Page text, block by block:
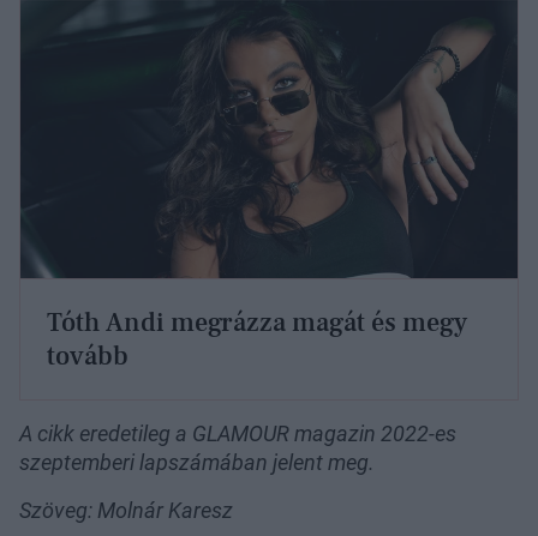
Tóth Andi megrázza magát és megy
tovább
A cikk eredetileg a GLAMOUR magazin 2022-es
szeptemberi lapszámában jelent meg.
Szöveg: Molnár Karesz